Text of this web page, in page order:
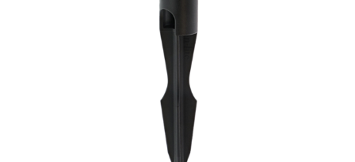
Nu 5% korting op alles!! Met
kortingscode: Zomer